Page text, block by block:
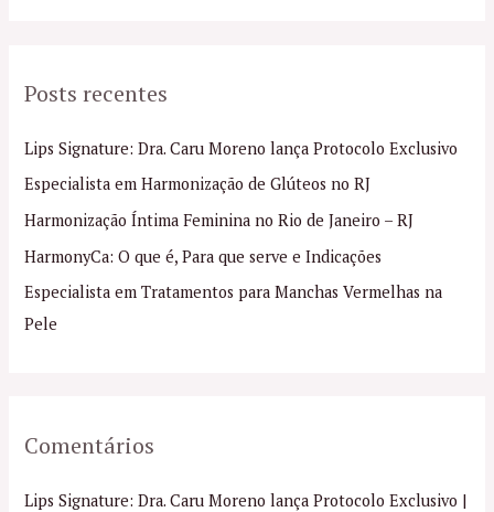
u
s
a
r
p
o
r
Posts recentes
Lips Signature: Dra. Caru Moreno lança Protocolo Exclusivo
Especialista em Harmonização de Glúteos no RJ
Harmonização Íntima Feminina no Rio de Janeiro – RJ
HarmonyCa: O que é, Para que serve e Indicações
Especialista em Tratamentos para Manchas Vermelhas na
Pele
Comentários
Lips Signature: Dra. Caru Moreno lança Protocolo Exclusivo |